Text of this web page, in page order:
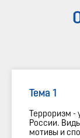
Тема 1
Терроризм -
России.
мотивы и